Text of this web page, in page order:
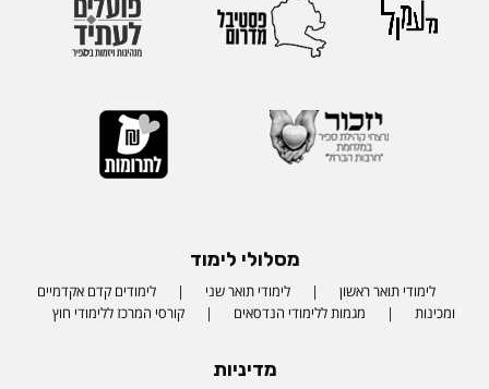
מסלולי לימוד
לימודי תואר ראשון לימודי תואר שני
לימודים קדם אקדמיים
ומכינות
מגמות ללימודי הנדסאים קורסי המרכז ללימודי חוץ
מדיניות